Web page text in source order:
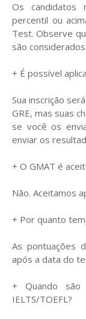
Os candidatos
percentil ou
Test. Observe
são considerados.
+ É possível
Sua inscrição
GRE, mas suas
se você os
enviar os
+ O GMAT é
Não. Aceitamos
+ Por quanto
As pontuações
após a data do
+ Quando são
IELTS/TOEFL?